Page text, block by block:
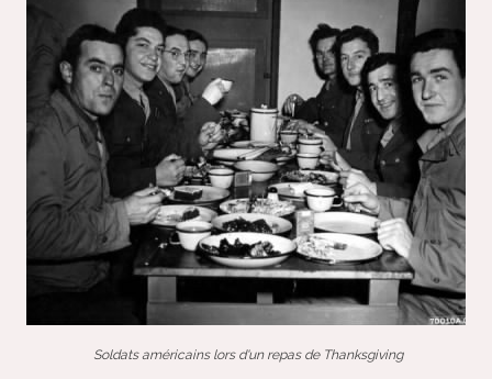
Soldats américains lors d'un repas de Thanksgiving